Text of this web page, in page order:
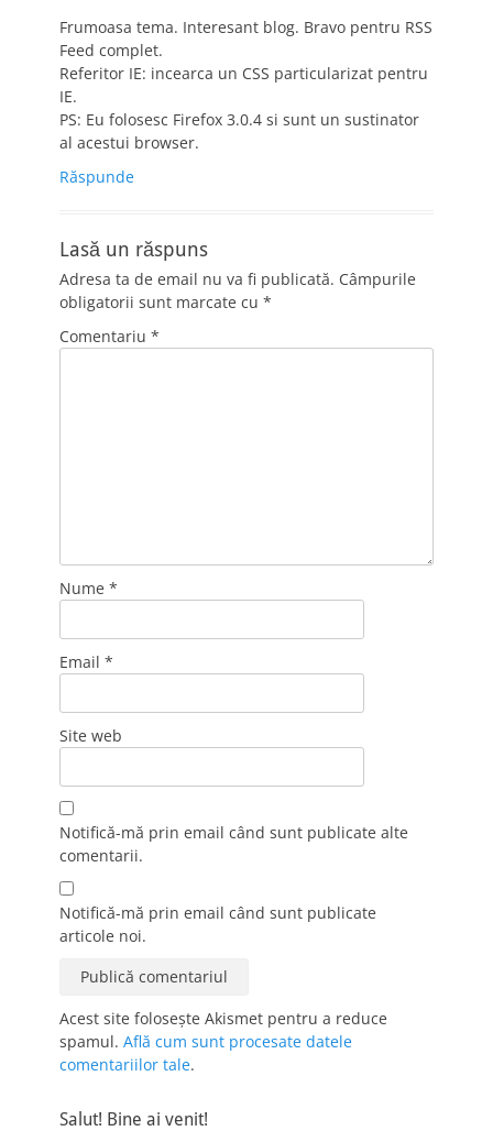
Frumoasa tema. Interesant blog. Bravo pentru RSS
Feed complet.
Referitor IE: incearca un CSS particularizat pentru
IE.
PS: Eu folosesc Firefox 3.0.4 si sunt un sustinator
al acestui browser.
Răspunde
Lasă un răspuns
Adresa ta de email nu va fi publicată. Câmpurile
obligatorii sunt marcate cu *
Comentariu *
Nume *
Email *
Site web
Notifică-mă prin email când sunt publicate alte
comentarii.
Notifică-mă prin email când sunt publicate
articole noi.
Acest site folosește Akismet pentru a reduce
spamul. Află cum sunt procesate datele
comentariilor tale.
Salut! Bine ai venit!